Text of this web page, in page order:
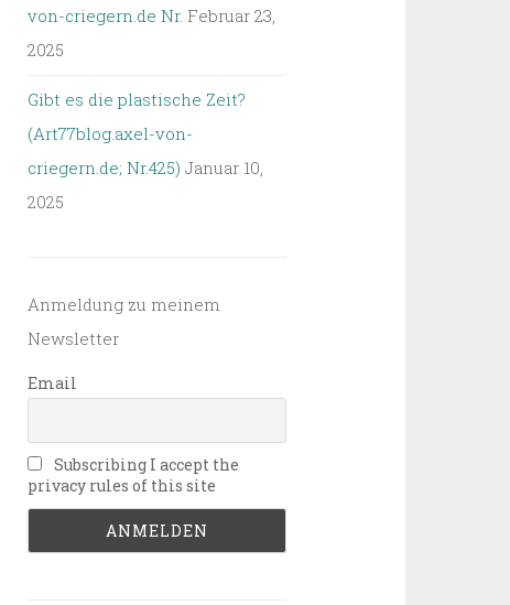
von-criegern.de Nr. Februar 23,
2025
Gibt es die plastische Zeit?
(Art77blog.axel-von-
criegern.de; Nr.425) Januar 10,
2025
Anmeldung zu meinem
Newsletter
Email
Subscribing I accept the
privacy rules of this site